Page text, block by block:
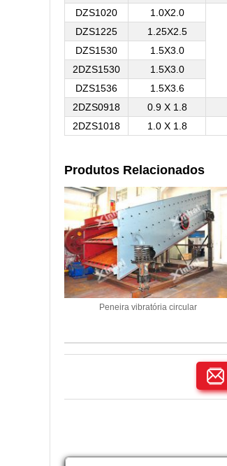
DZS1020 1.0X2.0
DZS1225
1.25X2.5
DZS1530
1.5X3.0
2DZS1530
1.5X3.0
DZS1536
1.5X3.6
2DZS0918
0.9 X 1.8
2DZS1018
1.0 X 1.8
Produtos Relacionados
Peneira vibratória circular